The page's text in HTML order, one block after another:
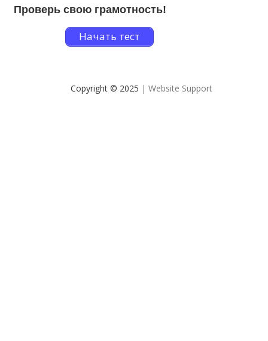
Проверь свою грамотность!
Начать тест
Copyright © 2025 | Website Support